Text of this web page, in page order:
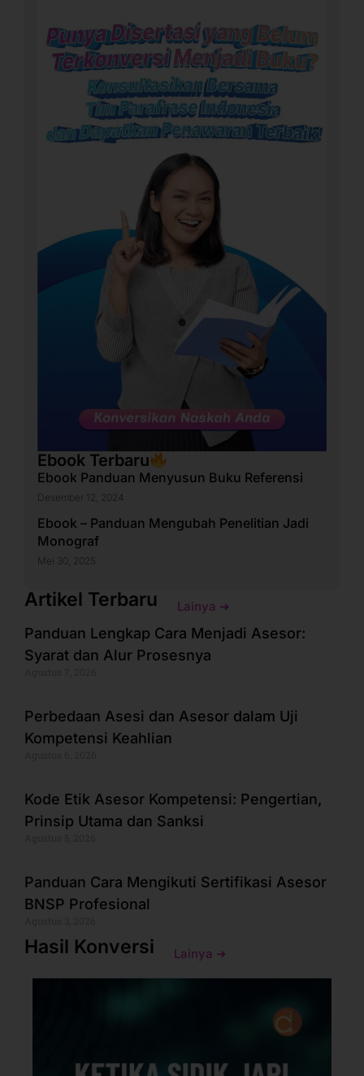
Ebook Terbaru
Ebook Panduan Menyusun Buku Referensi
Desember 12, 2024
Ebook – Panduan Mengubah Penelitian Jadi
Monograf
Mei 30, 2025
Artikel Terbaru Lainya ➜
Panduan Lengkap Cara Menjadi Asesor:
Syarat dan Alur Prosesnya
Perbedaan Asesi dan Asesor dalam Uji
Kompetensi Keahlian
Kode Etik Asesor Kompetensi: Pengertian,
Prinsip Utama dan Sanksi
Panduan Cara Mengikuti Sertifikasi Asesor
BNSP Profesional
Hasil Konversi Lainya ➜